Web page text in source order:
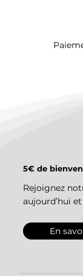
5€ de
Rejoignez
aujourd’hui
En